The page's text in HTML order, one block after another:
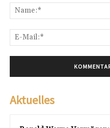
Aktuelles